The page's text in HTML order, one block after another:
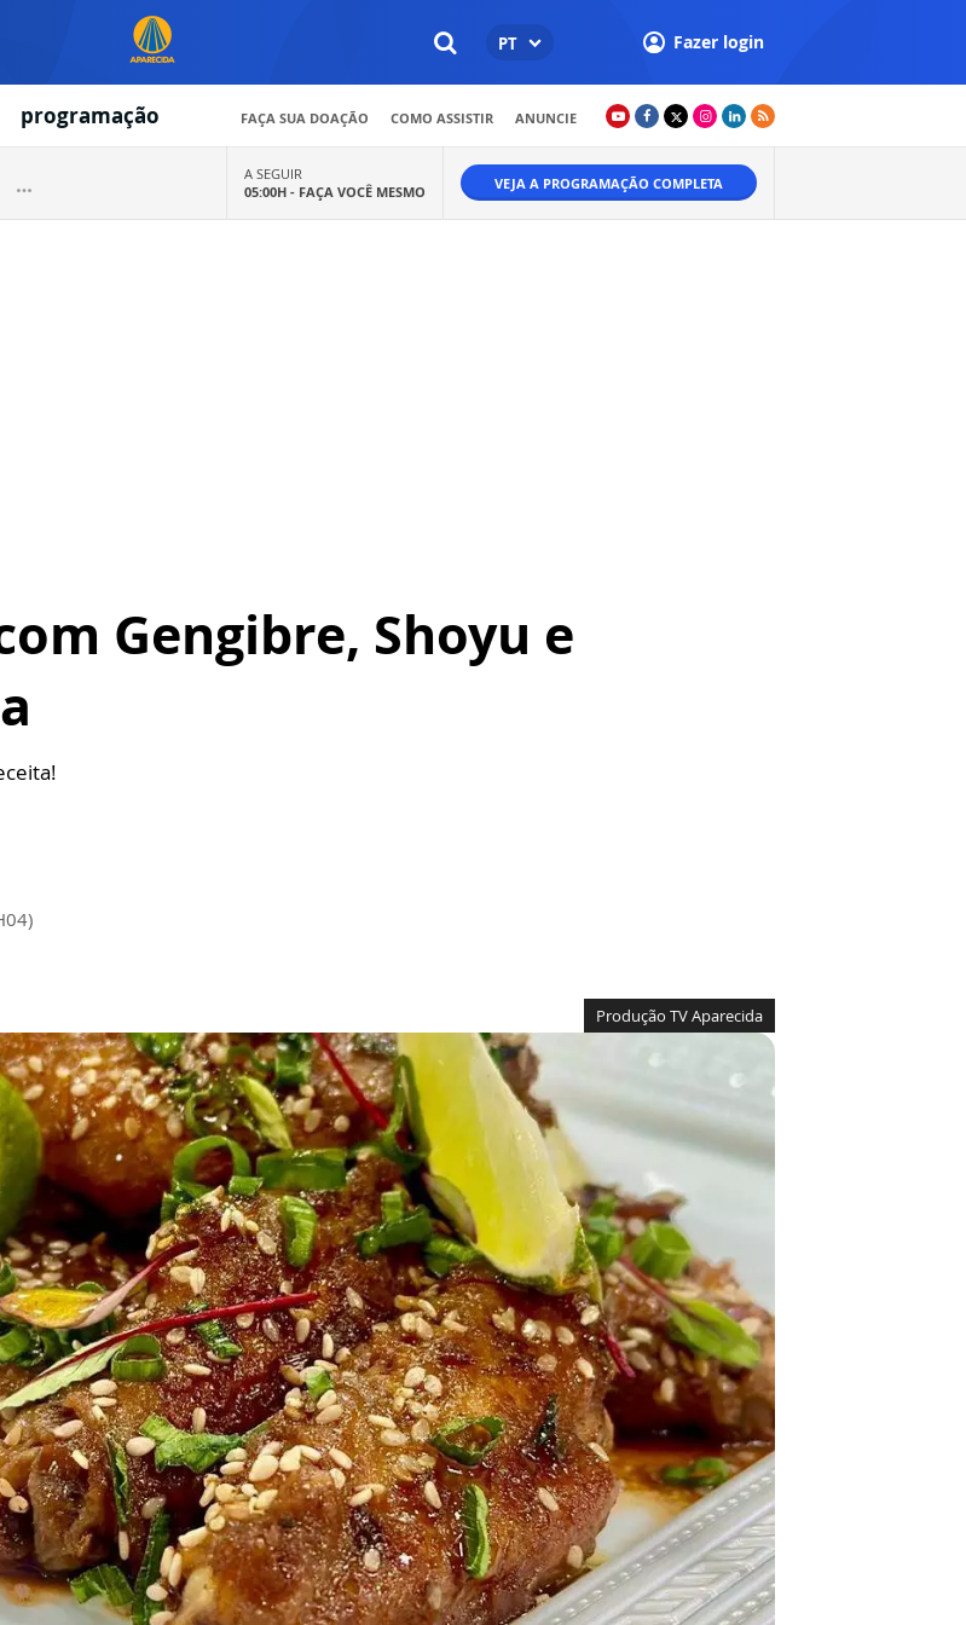
PT Fazer login
programação FAÇA SUA DOAÇÃO COMO ASSISTIR ANUNCIE
A SEGUIR
05:00H - FAÇA VOCÊ MESMO VEJA A PROGRAMAÇÃO COMPLETA
Gengibre, Shoyu e
Produção TV Aparecida